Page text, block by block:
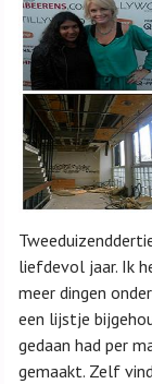
liefdevol jaar. Ik
meer dingen
een lijstje
gedaan had per
gemaakt. Zelf